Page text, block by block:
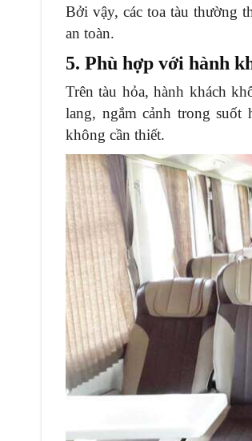
Bởi vậy, các toa tàu thường
an toàn.
5. Phù hợp với hành
Trên tàu hỏa, hành khách
lang, ngắm cảnh trong
không cần thiết.